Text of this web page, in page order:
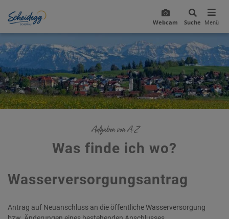
Webcam Suche Menü
Aufgaben von A-Z
Was finde ich wo?
Wasserversorgungsantrag
Antrag auf Neuanschluss an die öffentliche Wasserversorgung